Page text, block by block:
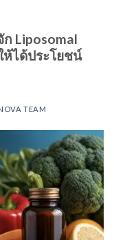
ก Liposomal
ได้ประโยชน์
TEAM